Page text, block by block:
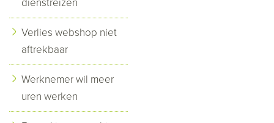
dienstreizen
Verlies webshop niet
aftrekbaar
Werknemer wil meer
uren werken